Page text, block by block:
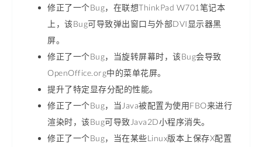
修正了一个Bug，在联想ThinkPad W701笔记本
上，该Bug可导致弹出窗口与外部DVI显示器黑
屏。
修正了一个Bug，当旋转屏幕时，该Bug会导致
OpenOffice.org中的菜单花屏。
提升了特定显存分配的性能。
修正了一个Bug，当Java被配置为使用FBO来进行
渲染时，该Bug可导致Java2D小程序消失。
修正了一个Bug，当在某些Linux版本上保存X配置